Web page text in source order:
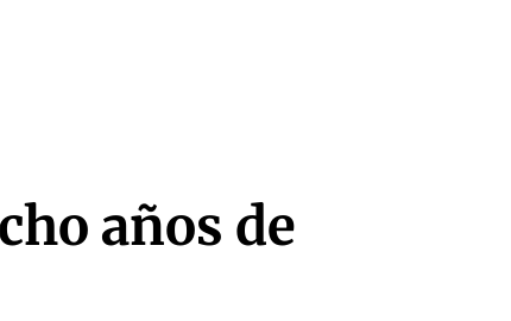
años de